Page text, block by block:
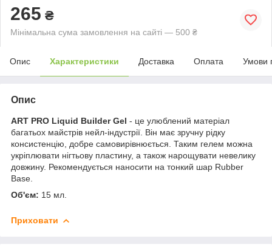
265 ₴
Мінімальна сума замовлення на сайті — 500 ₴
Опис Характеристики Доставка Оплата Умови
Опис
ART PRO Liquid Builder Gel - це улюблений матеріал
багатьох майстрів нейл-індустрії. Він має зручну рідку
консистенцію, добре самовирівнюється. Таким гелем можна
укріплювати нігтьову пластину, а також нарощувати невелику
довжину. Рекомендується наносити на тонкий шар Rubber
Base.
Об'єм: 15 мл.
Приховати